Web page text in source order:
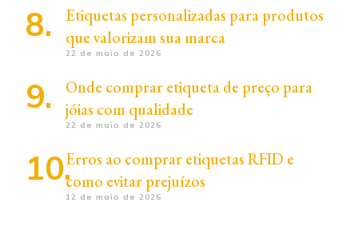
Etiquetas personalizadas para produtos
que valorizam sua marca
22 de maio de 2026
Onde comprar etiqueta de preço para
jóias com qualidade
22 de maio de 2026
Erros ao comprar etiquetas RFID e
como evitar prejuízos
12 de maio de 2026